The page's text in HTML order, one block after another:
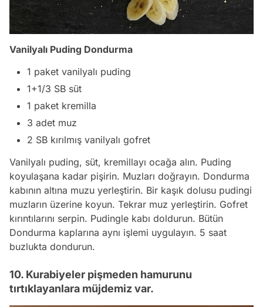
Vanilyalı Puding Dondurma
1 paket vanilyalı puding
1+1/3 SB süt
1 paket kremilla
3 adet muz
2 SB kırılmış vanilyalı gofret
Vanilyalı puding, süt, kremillayı ocağa alın. Puding
koyulaşana kadar pişirin. Muzları doğrayın. Dondurma
kabının altına muzu yerleştirin. Bir kaşık dolusu pudingi
muzların üzerine koyun. Tekrar muz yerleştirin. Gofret
kırıntılarını serpin. Pudingle kabı doldurun. Bütün
Dondurma kaplarına aynı işlemi uygulayın. 5 saat
buzlukta dondurun.
10. Kurabiyeler pişmeden hamurunu
tırtıklayanlara müjdemiz var.